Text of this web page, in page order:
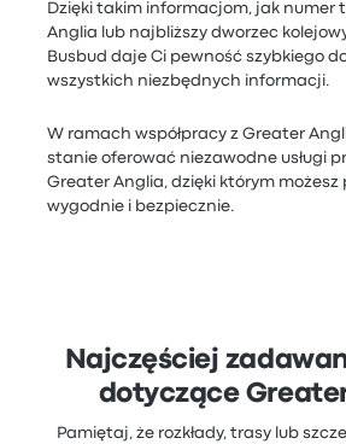
Dzięki takim informacjom, jak numer
Anglia lub najbliższy dworzec
Busbud daje Ci pewność szybkiego
wszystkich niezbędnych informacji.
W ramach współpracy z Greater
stanie oferować niezawodne usługi
Greater Anglia, dzięki którym możesz
wygodnie i bezpiecznie.
Najczęściej
dotyczące
Pamiętaj, że rozkłady, trasy lub